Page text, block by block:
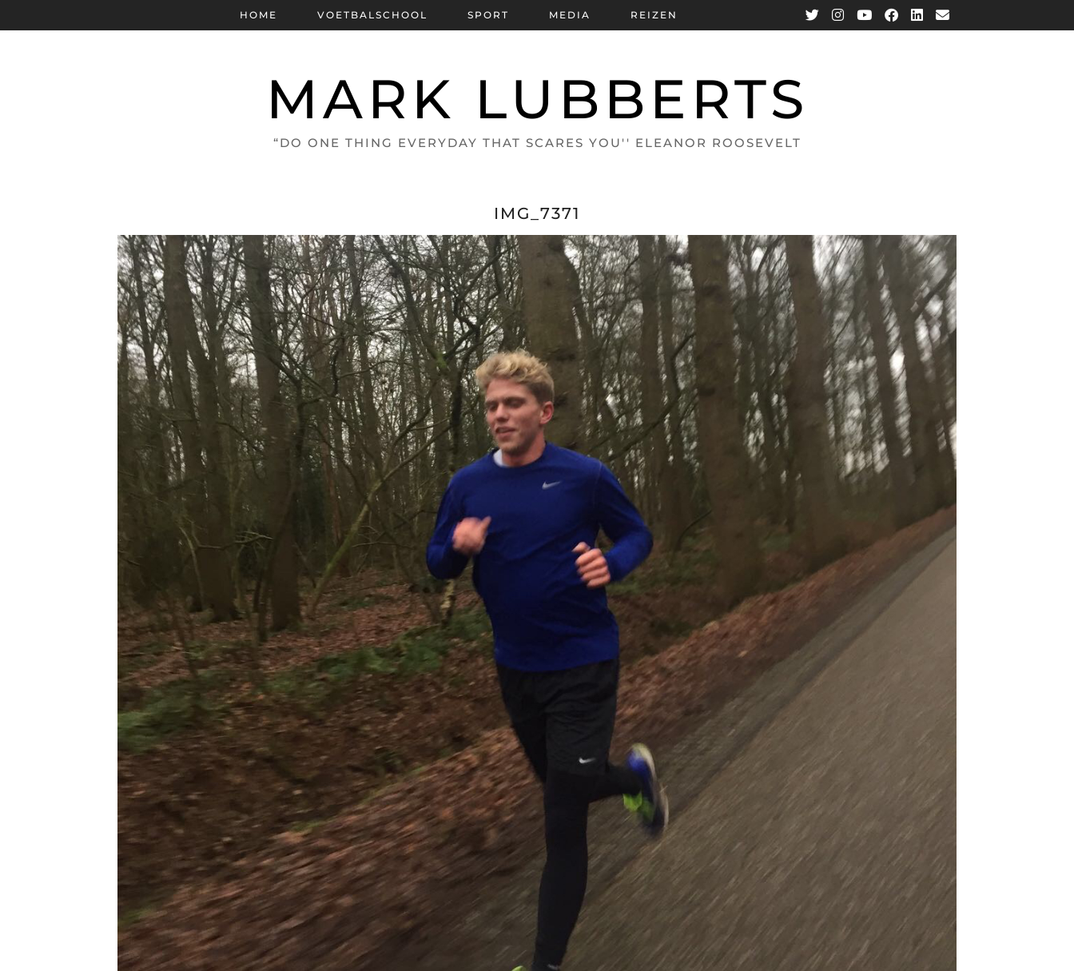
MARK LUBBERTS
“DO ONE THING EVERYDAY THAT SCARES YOU'' ELEANOR ROOSEVELT
HOME VOETBALSCHOOL SPORT MEDIA REIZEN
IMG_7371